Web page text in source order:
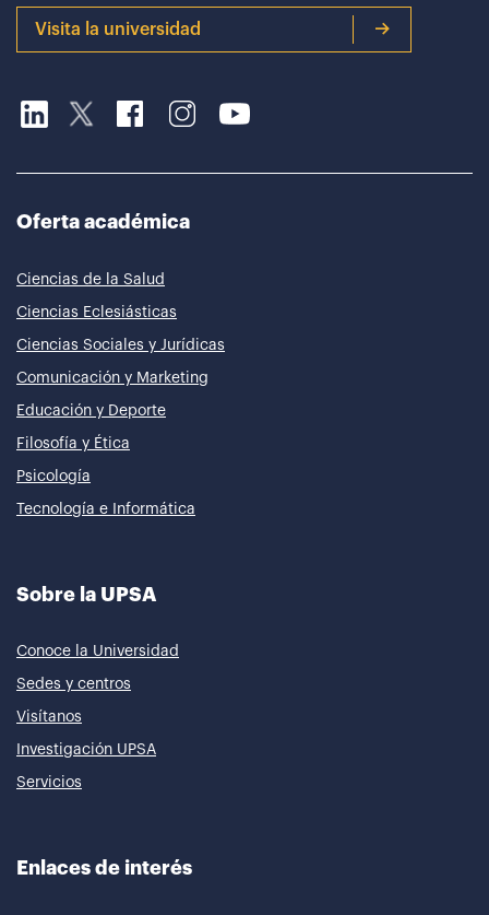
Visita la universidad
Oferta académica
Ciencias de la Salud
Ciencias Eclesiásticas
Ciencias Sociales y Jurídicas
Comunicación y Marketing
Educación y Deporte
Filosofía y Ética
Psicología
Tecnología e Informática
Sobre la UPSA
Conoce la Universidad
Sedes y centros
Visítanos
Investigación UPSA
Servicios
Enlaces de interés